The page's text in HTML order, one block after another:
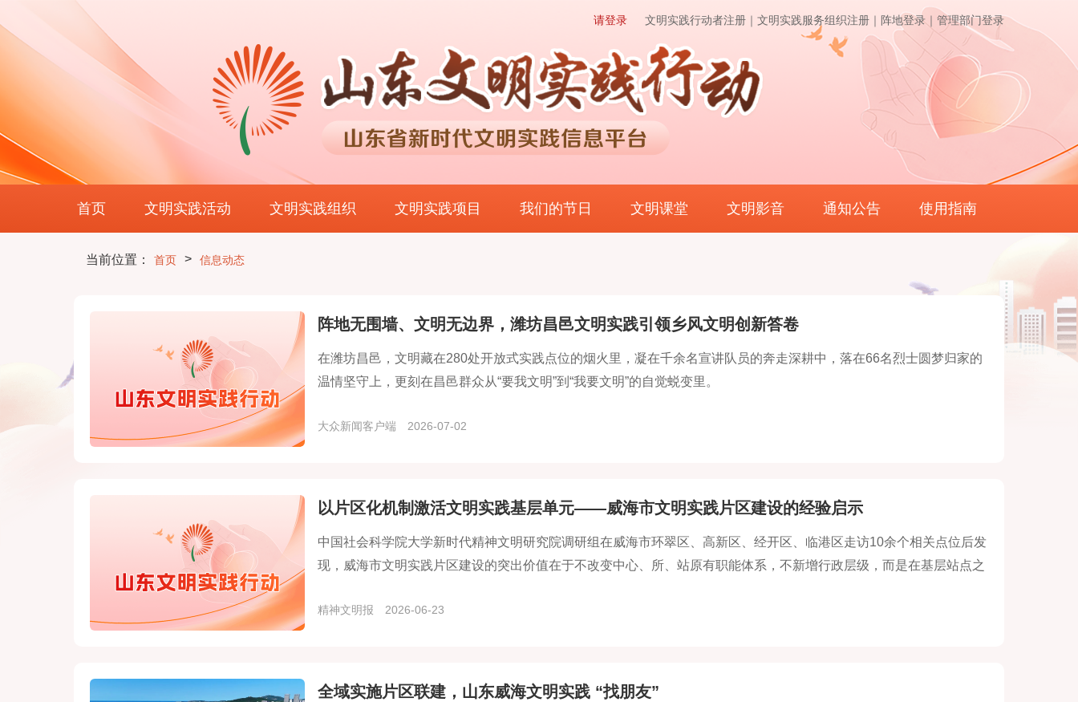
管理部门登录
阵地登录｜
文明实践服务组织注册｜
文明实践行动者注册｜
请登录
首页 文明实践活动 文明实践组织 文明实践项目 我们的节日 文明课堂 文明影音 通知公告 使用指南
当前位置： 首页 > 信息动态
阵地无围墙、文明无边界，潍坊昌邑文明实践引领乡风文明创新答卷
在潍坊昌邑，文明藏在280处开放式实践点位的烟火里，凝在千余名宣讲队员的奔走深耕中，落在66名烈士圆梦归家的
温情坚守上，更刻在昌邑群众从“要我文明”到“我要文明”的自觉蜕变里。
大众新闻客户端 2026-07-02
以片区化机制激活文明实践基层单元——威海市文明实践片区建设的经验启示
中国社会科学院大学新时代精神文明研究院调研组在威海市环翠区、高新区、经开区、临港区走访10余个相关点位后发
现，威海市文明实践片区建设的突出价值在于不改变中心、所、站原有职能体系，不新增行政层级，而是在基层站点之
问题，有效提升了新时代文明实践阵地网络的整体效能。
精神文明报 2026-06-23
全域实施片区联建，山东威海文明实践 “找朋友”